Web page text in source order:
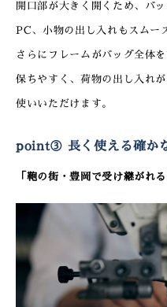
開口部が大きく開くため、バ
PC、小物の出し入れもスムー
さらにフレームがバッグ全体
保ちやすく、荷物の出し入れ
使いいただけます。
point③ 長く使える確か
「鞄の街・豊岡で受け継がれ